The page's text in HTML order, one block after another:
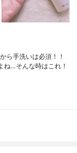
ら手洗いは必須！！
ね…そんな時はこれ！